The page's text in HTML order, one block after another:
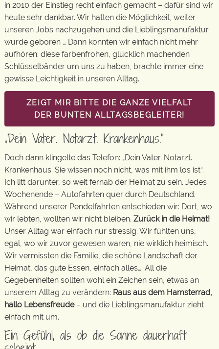
in 2010 der Einstieg recht einfach gemacht – dafür sind wir
heute sehr dankbar. Wir hatten die Möglichkeit, weiter
unseren Jobs nachzugehen und die Lieblingsmanufaktur
wurde geboren … Dann konnten wir einfach nicht mehr
aufhören: diese farbenfrohen, glücklich machenden
Schlüsselbänder um uns zu haben, brachte immer eine
gewisse Leichtigkeit in unseren Alltag.
ZEIGT MIR BITTE DIE GANZE VIELFALT
DER BUNTEN ALLTAGSBEGLEITER!
„Dein Vater. Notarzt. Krankenhaus.“
Doch dann klingelte das Telefon: „Dein Vater. Notarzt.
Krankenhaus. Sie wissen noch nicht, was mit ihm los ist“.
Ich litt darunter, so weit fernab der Heimat zu sein. Jedes
Wochenende – Autofahrten quer durch Deutschland.
Während unserer Pendelfahrten entschieden wir: Dort, wo
wir lebten, wollten wir nicht bleiben. Zurück in die Heimat!
Unser Alltag war einfach nur stressig. Wir fühlten uns,
egal, wo wir zuvor gewesen waren, nie wirklich heimisch.
Wir vermissten die Familie, die schöne Landschaft der
Heimat, das gute Essen, einfach alles…. All die
Gegebenheiten sollten wohl ein Zeichen sein, etwas an
unserem Alltag zu verändern: Raus aus dem Hamsterrad,
hallo Lebensfreude– und die Lieblingsmanufaktur zieht
einfach mit um.
Ein Gefühl, als ob die Sonne dauerhaft